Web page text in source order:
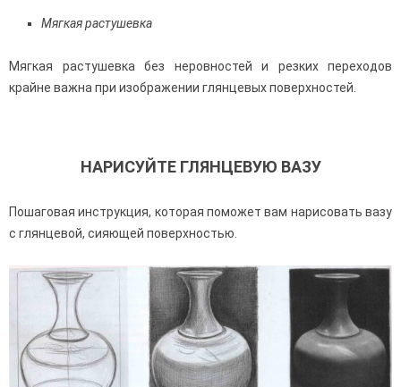
Мягкая растушевка
Мягкая растушевка без неровностей и резких переходов
крайне важна при изображении глянцевых поверхностей.
НАРИСУЙТЕ ГЛЯНЦЕВУЮ ВАЗУ
Пошаговая инструкция, которая поможет вам нарисовать вазу
с глянцевой, сияющей поверхностью.